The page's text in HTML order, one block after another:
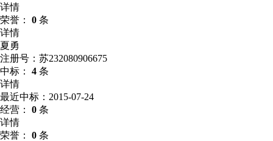
详情
荣誉： 0 条
详情
夏勇
注册号：苏232080906675
中标： 4 条
详情
最近中标：2015-07-24
经营： 0 条
详情
荣誉： 0 条